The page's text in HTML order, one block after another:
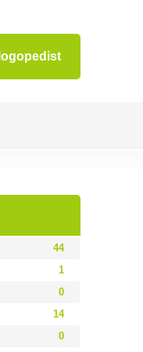
logopedist
44
1
0
14
0